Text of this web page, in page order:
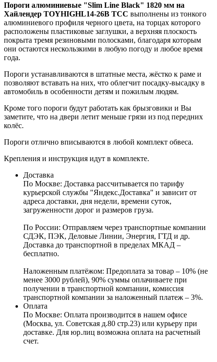
Пороги алюминиевые "Slim Line Black" 1820 мм на
Хайлендер TOYHIGHL14-26B ТСС выполнены из тонкого
алюминиевого профиля черного цвета, на торцах которого
расположены пластиковые заглушки, а верхняя плоскость
покрыта тремя резиновыми полосками, благодаря которым
они остаются нескользкими в любую погоду и любое время
года.
Пороги устанавливаются в штатные места, жёстко к раме и
позволяют вставать на них, что облегчит посадку-высадку в
автомобиль в особенности детям и пожилым людям.
Кроме того пороги будут работать как брызговики и Вы
заметите, что на двери летит меньше грязи из под передних
колёс.
Пороги отлично вписываются в любой комплект обвеса.
Крепления и инструкция идут в комплекте.
Доставка
По Москве: Доставка рассчитывается по тарифу
курьерской службы "Яндекс.Доставка" и зависит от
адреса доставки, дня недели, времени суток,
загруженности дорог и размеров груза.
По России: Отправляем через транспортные компании
СДЭК, ПЭК, Деловые Линии, Энергия, ГТД и др.
Доставка до транспортной в пределах МКАД –
бесплатно.
Наложенным платёжом: Предоплата за товар – 10% (не
менее 3000 рублей), 90% суммы оплачиваете при
получении в транспортной компании, комиссия
транспортной компании за наложенный платеж – 3%.
Оплата
По Москве: Оплата производится в нашем офисе
(Москва, ул. Советская д.80 стр.23) или курьеру при
доставке. Для юр.лиц возможна оплата на расчетный
счет.